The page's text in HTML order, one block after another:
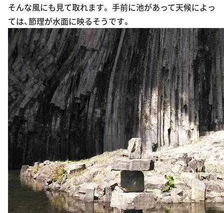
そんな風にも見て取れます。 手前に池があって天候によっ
ては、節理が水面に映るそうです。